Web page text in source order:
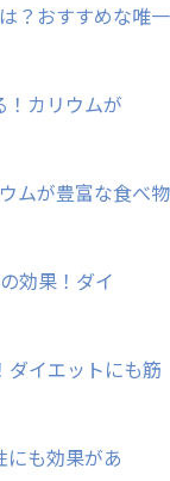
？おすすめな唯一
ムが豊富な食べ物
ダイエットにも筋